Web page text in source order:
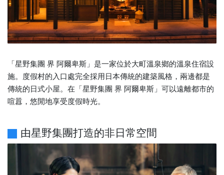
「星野集團 界 阿爾卑斯」是一家位於大町溫泉鄉的溫泉住宿設
施。度假村的入口處完全採用日本傳統的建築風格，兩邊都是
傳統的日式小屋。在「星野集團 界 阿爾卑斯」可以遠離都市的
喧囂，悠閒地享受度假時光。
由星野集團打造的非日常空間